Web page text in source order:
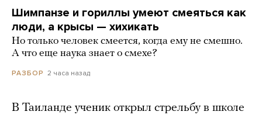
Шимпанзе и гориллы умеют смеяться как
люди, а крысы — хихикать
Но только человек смеется, когда ему не смешно.
А что еще наука знает о смехе?
РАЗБОР 2 часа назад
В Таиланде ученик открыл стрельбу в школе